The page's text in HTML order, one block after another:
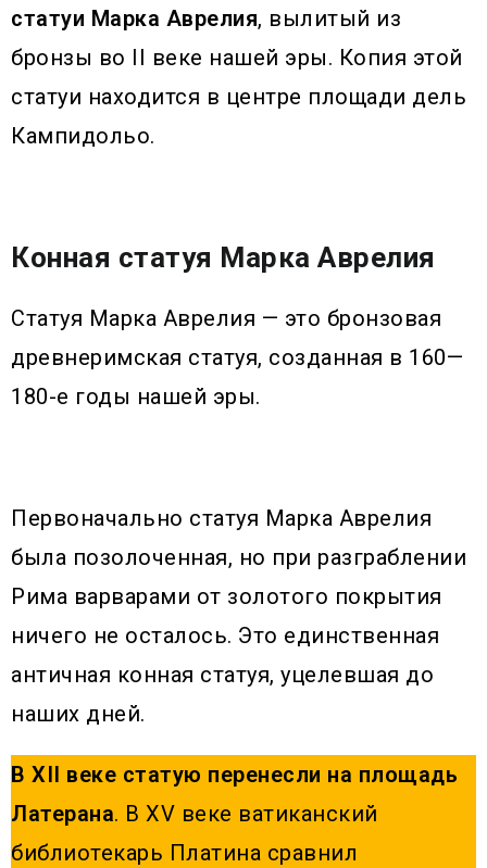
статуи Марка Аврелия, вылитый из
бронзы во II веке нашей эры. Копия этой
статуи находится в центре площади дель
Кампидольо.
Конная статуя Марка Аврелия
Статуя Марка Аврелия — это бронзовая
древнеримская статуя, созданная в 160—
180-е годы нашей эры.
Первоначально статуя Марка Аврелия
была позолоченная, но при разграблении
Рима варварами от золотого покрытия
ничего не осталось. Это единственная
античная конная статуя, уцелевшая до
наших дней.
В XII веке статую перенесли на площадь
Латерана. В XV веке ватиканский
библиотекарь Платина сравнил